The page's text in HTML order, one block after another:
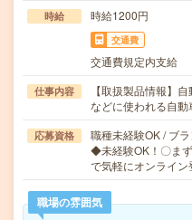
時給 時給1200円
交通費
交通費規定内支給
仕事内容
【取扱製品情報】
などに使われる自
応募資格
職種未経験OK / ブ
◆未経験OK！〇ま
で気軽にオンライ
職場の雰囲気